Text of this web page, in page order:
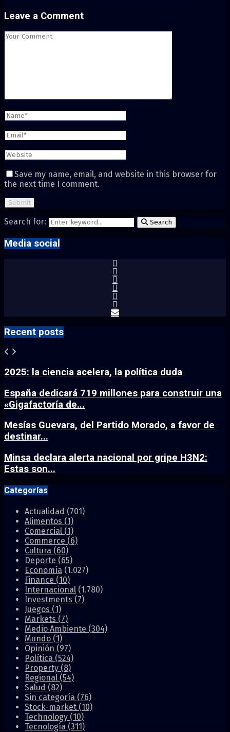
Leave a Comment
Save my name, email, and website in this browser for
the next time I comment.
Search for: Search
Media social
Recent posts
2025: la ciencia acelera, la política duda
España dedicará 719 millones para construir una
«Gigafactoría de...
Mesías Guevara, del Partido Morado, a favor de
destinar...
Minsa declara alerta nacional por gripe H3N2:
Estas son...
Categorías
Actualidad (701)
Alimentos (1)
Comercial (1)
Commerce (6)
Cultura (60)
Deporte (65)
Economía (1.027)
Finance (10)
Internacional (1.780)
Investments (7)
Juegos (1)
Markets (7)
Medio Ambiente (304)
Mundo (1)
Opinión (97)
Política (524)
Property (8)
Regional (54)
Salud (82)
Sin categoría (76)
Stock-market (10)
Technology (10)
Tecnología (311)